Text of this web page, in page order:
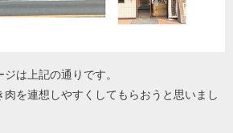
は上記の通りです。
を連想しやすくしてもらおうと思いまし